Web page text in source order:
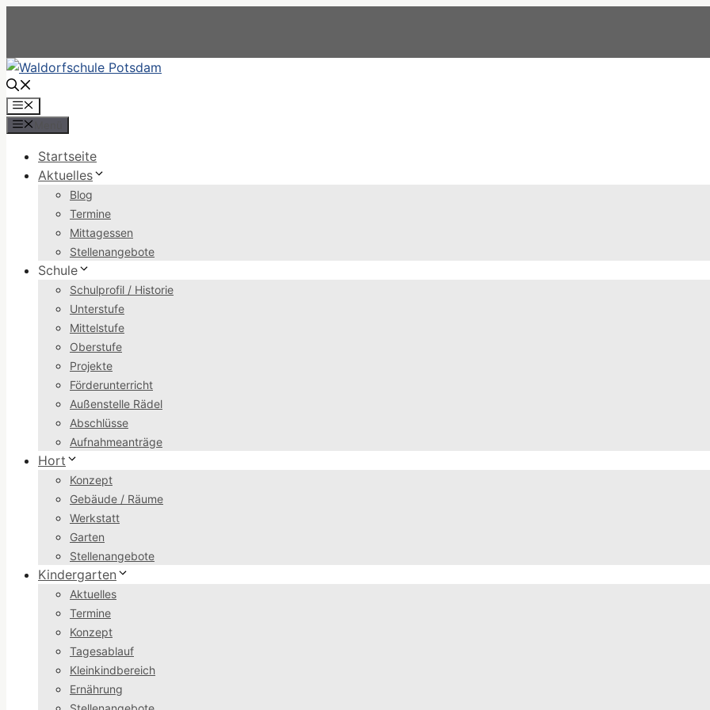
Menü
Startseite
Aktuelles
Blog
Termine
Mittagessen
Stellenangebote
Schule
Schulprofil / Historie
Unterstufe
Mittelstufe
Oberstufe
Projekte
Förderunterricht
Außenstelle Rädel
Abschlüsse
Aufnahmeanträge
Hort
Konzept
Gebäude / Räume
Werkstatt
Garten
Stellenangebote
Kindergarten
Aktuelles
Termine
Konzept
Tagesablauf
Kleinkindbereich
Ernährung